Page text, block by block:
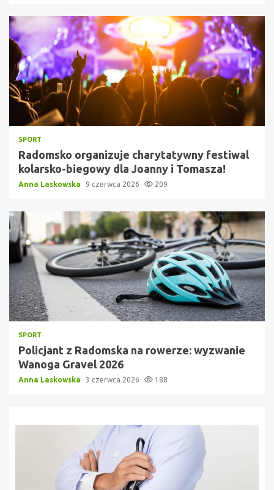
SPORT
Radomsko organizuje charytatywny festiwal
kolarsko-biegowy dla Joanny i Tomasza!
Anna Laskowska 9 czerwca 2026 209
SPORT
Policjant z Radomska na rowerze: wyzwanie
Wanoga Gravel 2026
Anna Laskowska 3 czerwca 2026 188